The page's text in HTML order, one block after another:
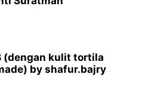
(dengan kulit tortila
by shafur.bajry